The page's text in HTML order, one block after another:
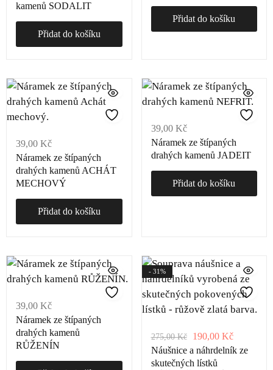
kamenů SODALIT
Přidat do košíku
Přidat do košíku
39,00 Kč
Náramek ze štípaných
drahých kamenů ACHÁT
MECHOVÝ
Přidat do košíku
39,00 Kč
Náramek ze štípaných
drahých kamenů JADEIT
Přidat do košíku
39,00 Kč
Náramek ze štípaných
drahých kamenů
RŮŽENÍN
- 31%
275,00Kč 190,00 Kč
Náušnice a náhrdelník ze
skutečných lístků